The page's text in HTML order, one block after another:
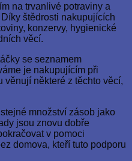
na trvanlivé potraviny a
štědrosti nakupujících
konzervy, hygienické
věcí.
se seznamem
je nakupujícím při
věnují některé z těchto věcí,
množství zásob jako
jsou znovu dobře
v pomoci
domova, kteří tuto podporu